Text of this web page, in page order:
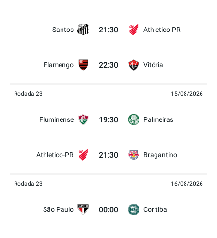
Santos 21:30 Athletico-PR
Flamengo 22:30 Vitória
Rodada 23 15/08/2026
Fluminense 19:30 Palmeiras
Athletico-PR 21:30 Bragantino
Rodada 23 16/08/2026
São Paulo 00:00 Coritiba